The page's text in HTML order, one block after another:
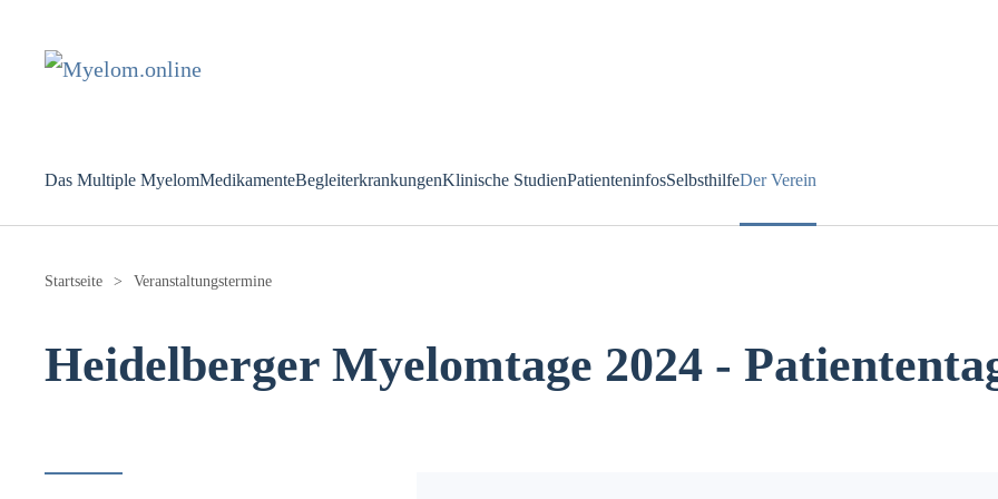
Zum Hauptinhalt springen
Das Multiple MyelomMedikamenteBegleiterkrankungenKlinische StudienPatienteninfosSelbsthilfeDer Verein
Startseite Veranstaltungstermine
Heidelberger Myelomtage 2024 -